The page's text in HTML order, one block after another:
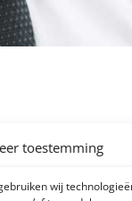
toestemming
wij